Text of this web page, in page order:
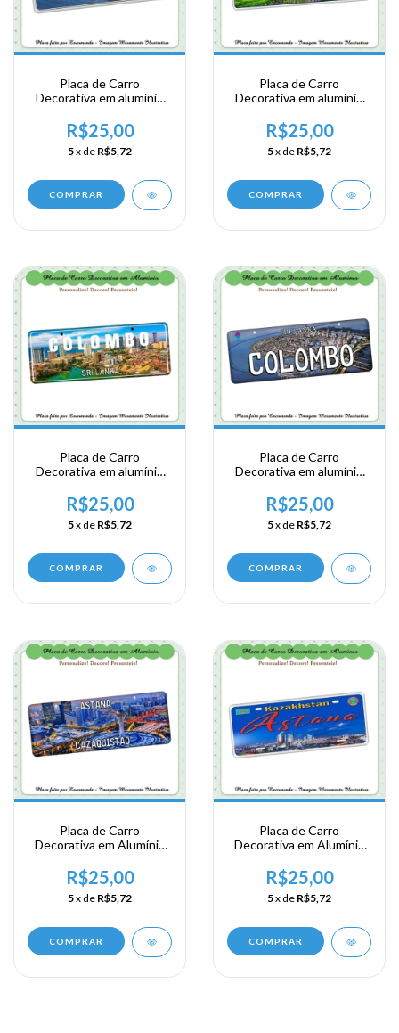
Placa de Carro
Decorativa em alumínio
Meridional - Maldives -
Malé
R$25,00
5x de R$5,72
COMPRAR
Placa de Carro
Decorativa em alumínio
Meridional - Butão
R$25,00
5x de R$5,72
COMPRAR
Placa de Carro
Decorativa em alumínio
Meridional - Sri Lanka -
Colombo
R$25,00
5x de R$5,72
COMPRAR
Placa de Carro
Decorativa em alumínio
Meridional - Sri Lanka -
Colombo
R$25,00
5x de R$5,72
COMPRAR
Placa de Carro
Decorativa em Alumínio
Viagem a Asia Central -
Kazaquistão - Astana
R$25,00
5x de R$5,72
COMPRAR
Placa de Carro
Decorativa em Alumínio
Viagem a Asia Central -
Kazaquistão - Astana
R$25,00
5x de R$5,72
COMPRAR